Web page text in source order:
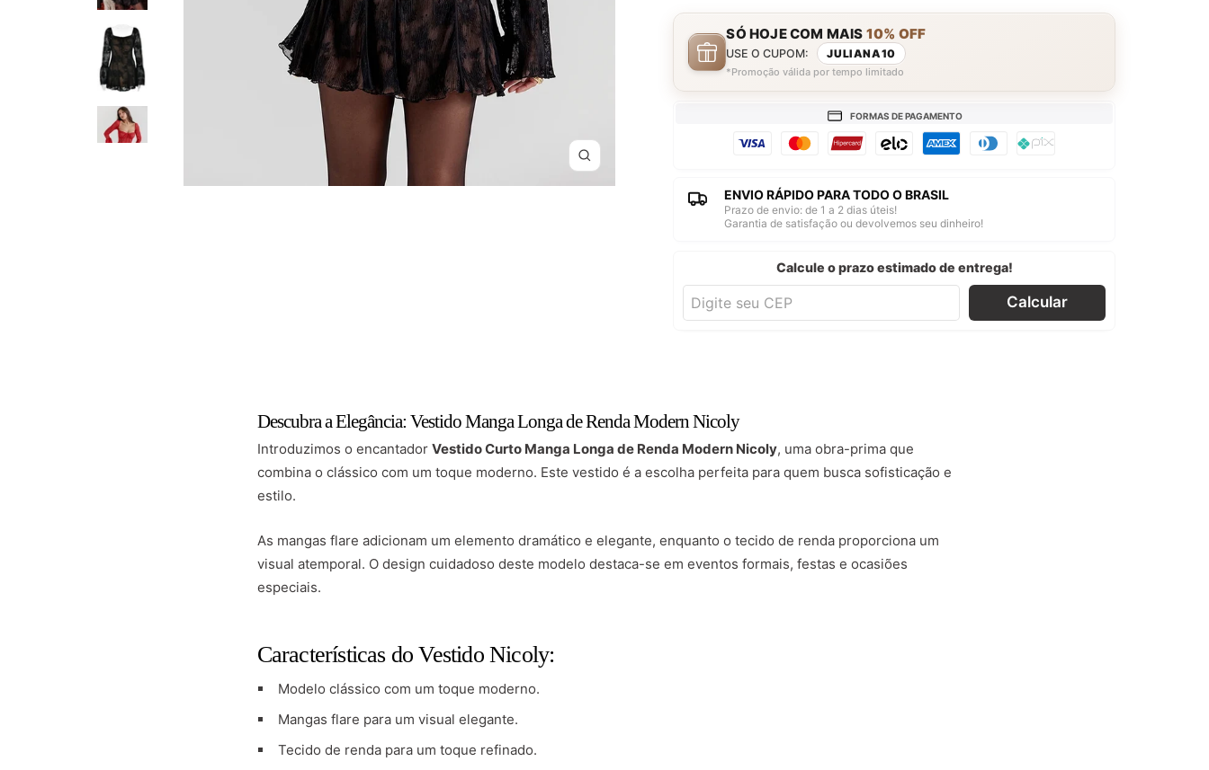
Zoom
SÓ HOJE COM MAIS 10% OFF
USE O CUPOM: JULIANA10
*Promoção válida por tempo limitado
FORMAS DE PAGAMENTO
ENVIO RÁPIDO PARA TODO O BRASIL
Prazo de envio: de 1 a 2 dias úteis!
Garantia de satisfação ou devolvemos seu dinheiro!
Calcule o prazo estimado de entrega!
Calcular
Descubra a Elegância: Vestido Manga Longa de Renda Modern Nicoly
Introduzimos o encantador Vestido Curto Manga Longa de Renda Modern Nicoly, uma obra-prima que
combina o clássico com um toque moderno. Este vestido é a escolha perfeita para quem busca sofisticação e
estilo.
As mangas flare adicionam um elemento dramático e elegante, enquanto o tecido de renda proporciona um
visual atemporal. O design cuidadoso deste modelo destaca-se em eventos formais, festas e ocasiões
especiais.
Características do Vestido Nicoly:
Modelo clássico com um toque moderno.
Mangas flare para um visual elegante.
Tecido de renda para um toque refinado.